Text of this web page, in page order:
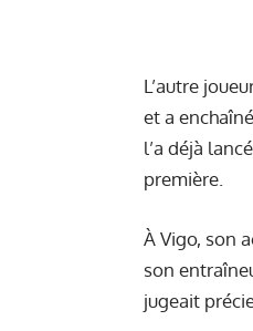
L’autre
et a
l’a déjà
première.
À Vigo, son
son
jugeait